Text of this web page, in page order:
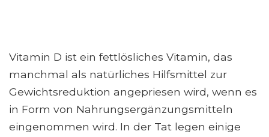
Vitamin D ist ein fettlösliches Vitamin, das
manchmal als natürliches Hilfsmittel zur
Gewichtsreduktion angepriesen wird, wenn es
in Form von Nahrungsergänzungsmitteln
eingenommen wird. In der Tat legen einige